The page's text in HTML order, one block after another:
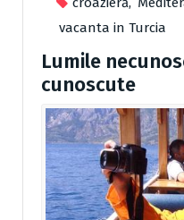
vacanta in Turcia
Lumile
cunoscute